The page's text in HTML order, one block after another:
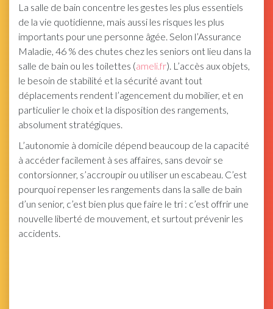
La salle de bain concentre les gestes les plus essentiels
de la vie quotidienne, mais aussi les risques les plus
importants pour une personne âgée. Selon l’Assurance
Maladie, 46 % des chutes chez les seniors ont lieu dans la
salle de bain ou les toilettes (ameli.fr). L’accès aux objets,
le besoin de stabilité et la sécurité avant tout
déplacements rendent l’agencement du mobilier, et en
particulier le choix et la disposition des rangements,
absolument stratégiques.
L’autonomie à domicile dépend beaucoup de la capacité
à accéder facilement à ses affaires, sans devoir se
contorsionner, s’accroupir ou utiliser un escabeau. C’est
pourquoi repenser les rangements dans la salle de bain
d’un senior, c’est bien plus que faire le tri : c’est offrir une
nouvelle liberté de mouvement, et surtout prévenir les
accidents.